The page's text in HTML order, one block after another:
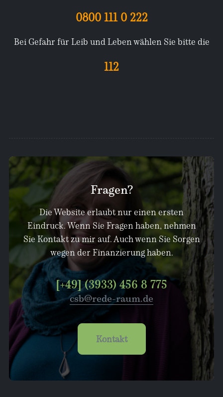
0800 111 0 222
Bei Gefahr für Leib und Leben wählen Sie bitte die
112
Fragen?
Die Website erlaubt nur einen ersten
Eindruck. Wenn Sie Fragen haben, nehmen
Sie Kontakt zu mir auf. Auch wenn Sie Sorgen
wegen der Finanzierung haben.
[+49] (3933) 456 8 775
csb@rede-raum.de
Kontakt